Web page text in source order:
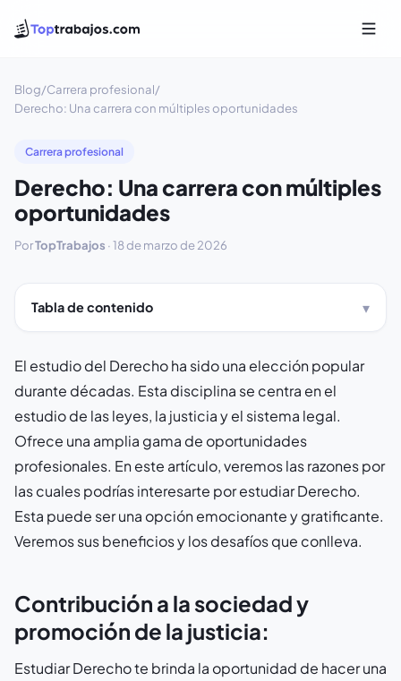
Blog/Carrera profesional/
Derecho: Una carrera con múltiples oportunidades
Carrera profesional
Derecho: Una carrera con múltiples
oportunidades
PorTopTrabajos ·18 de marzo de 2026
Tabla de contenido
El estudio del Derecho ha sido una elección popular
durante décadas. Esta disciplina se centra en el
estudio de las leyes, la justicia y el sistema legal.
Ofrece una amplia gama de oportunidades
profesionales. En este artículo, veremos las razones por
las cuales podrías interesarte por estudiar Derecho.
Esta puede ser una opción emocionante y gratificante.
Veremos sus beneficios y los desafíos que conlleva.
Contribución a la sociedad y
promoción de la justicia:
Estudiar Derecho te brinda la oportunidad de hacer una